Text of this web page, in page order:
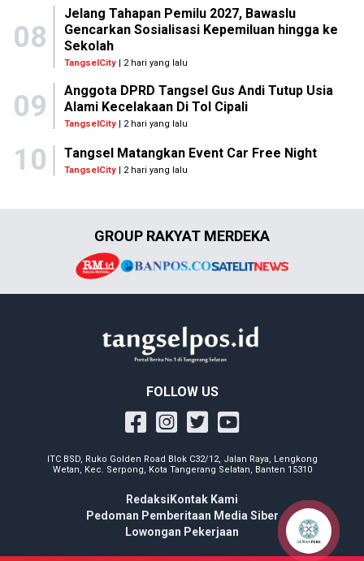
08
Jelang Tahapan Pemilu 2027, Bawaslu
Gencarkan Sosialisasi Kepemiluan hingga ke
Sekolah
TangselCity| 2 hari yang lalu
09
Anggota DPRD Tangsel Gus Andi Tutup Usia
Alami Kecelakaan Di Tol Cipali
TangselCity| 2 hari yang lalu
10 Tangsel Matangkan Event Car Free Night
TangselCity | 2 hari yang lalu
GROUP RAKYAT MERDEKA
FOLLOW US
ITC BSD, Ruko Golden Road Blok C32/12, Jalan Raya, Lengkong
Wetan, Kec. Serpong, Kota Tangerang Selatan, Banten 15310
Redaksi Kontak Kami
Pedoman Pemberitaan Media Siber
Lowongan Pekerjaan